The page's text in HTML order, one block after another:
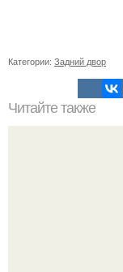
Категории: Задний двор
Читайте также